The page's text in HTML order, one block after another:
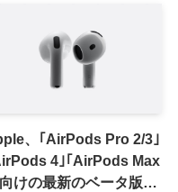
、｢AirPods Pro 2/3｣
4｣｢AirPods Max
けの最新のベータ版フ